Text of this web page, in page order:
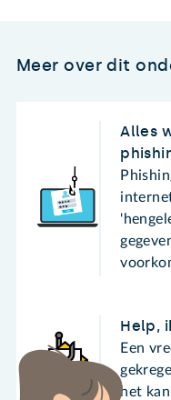
Meer over dit
Alles
Help,
Een
het